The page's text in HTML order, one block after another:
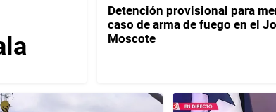
Detención provisional para
caso de arma de fuego en el
Moscote